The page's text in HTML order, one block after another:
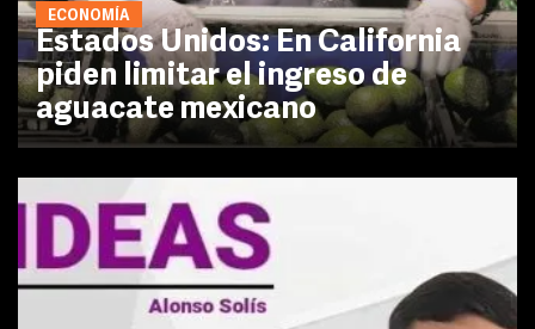
ECONOMÍA
Estados Unidos: En California
piden limitar el ingreso de
aguacate mexicano